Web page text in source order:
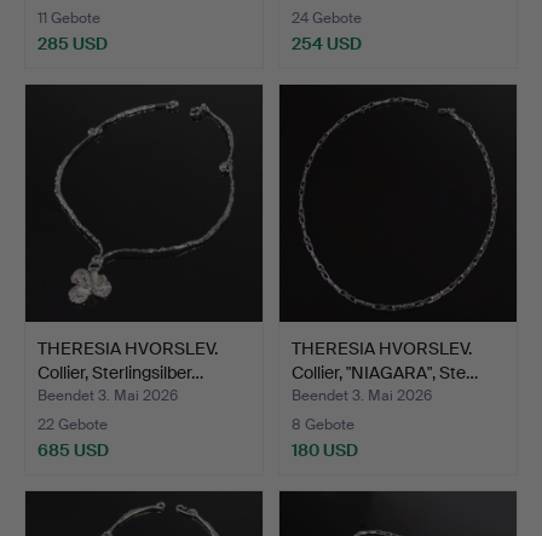
11 Gebote
285 USD
24 Gebote
254 USD
THERESIA HVORSLEV.
Collier, Sterlingsilber…
Beendet 3. Mai 2026
22 Gebote
685 USD
THERESIA HVORSLEV.
Collier, "NIAGARA", Ste…
Beendet 3. Mai 2026
8 Gebote
180 USD